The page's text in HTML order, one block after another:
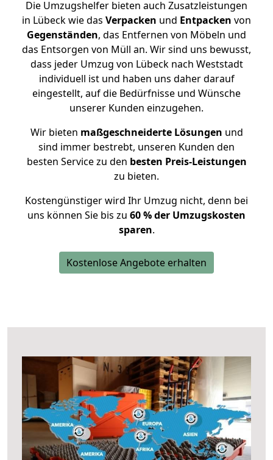
Die Umzugshelfer bieten auch Zusatzleistungen
in Lübeck wie das Verpacken und Entpacken von
Gegenständen, das Entfernen von Möbeln und
das Entsorgen von Müll an. Wir sind uns bewusst,
dass jeder Umzug von Lübeck nach Weststadt
individuell ist und haben uns daher darauf
eingestellt, auf die Bedürfnisse und Wünsche
unserer Kunden einzugehen.
Wir bieten maßgeschneiderte Lösungen und
sind immer bestrebt, unseren Kunden den
besten Service zu den besten Preis-Leistungen
zu bieten.
Kostengünstiger wird Ihr Umzug nicht, denn bei
uns können Sie bis zu 60 % der Umzugskosten
sparen.
Kostenlose Angebote erhalten